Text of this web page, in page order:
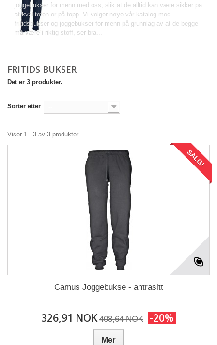
joggebukser for menn med oss, slik at de alltid kan være sikker på
at kvaliteten er på topp. Vi velger nøye vår katalog med
fritidsbukser og joggebukser for menn på grunnlag av at de begge
må være i riktig stoff, ser bra...
FRITIDS BUKSER
Det er 3 produkter.
Sorter etter --
Viser 1 - 3 av 3 produkter
SALG!
Camus Joggebukse - antrasitt
326,91 NOK 408,64 NOK -20%
Mer